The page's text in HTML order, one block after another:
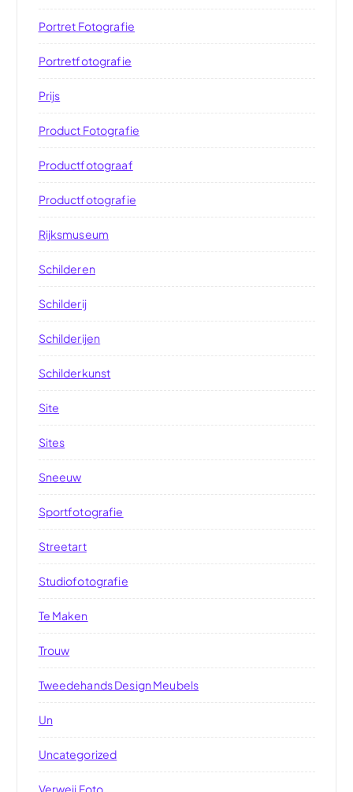
Portret Fotografie
Portretfotografie
Prijs
Product Fotografie
Productfotograaf
Productfotografie
Rijksmuseum
Schilderen
Schilderij
Schilderijen
Schilderkunst
Site
Sites
Sneeuw
Sportfotografie
Streetart
Studiofotografie
Te Maken
Trouw
Tweedehands Design Meubels
Un
Uncategorized
Verweij Foto